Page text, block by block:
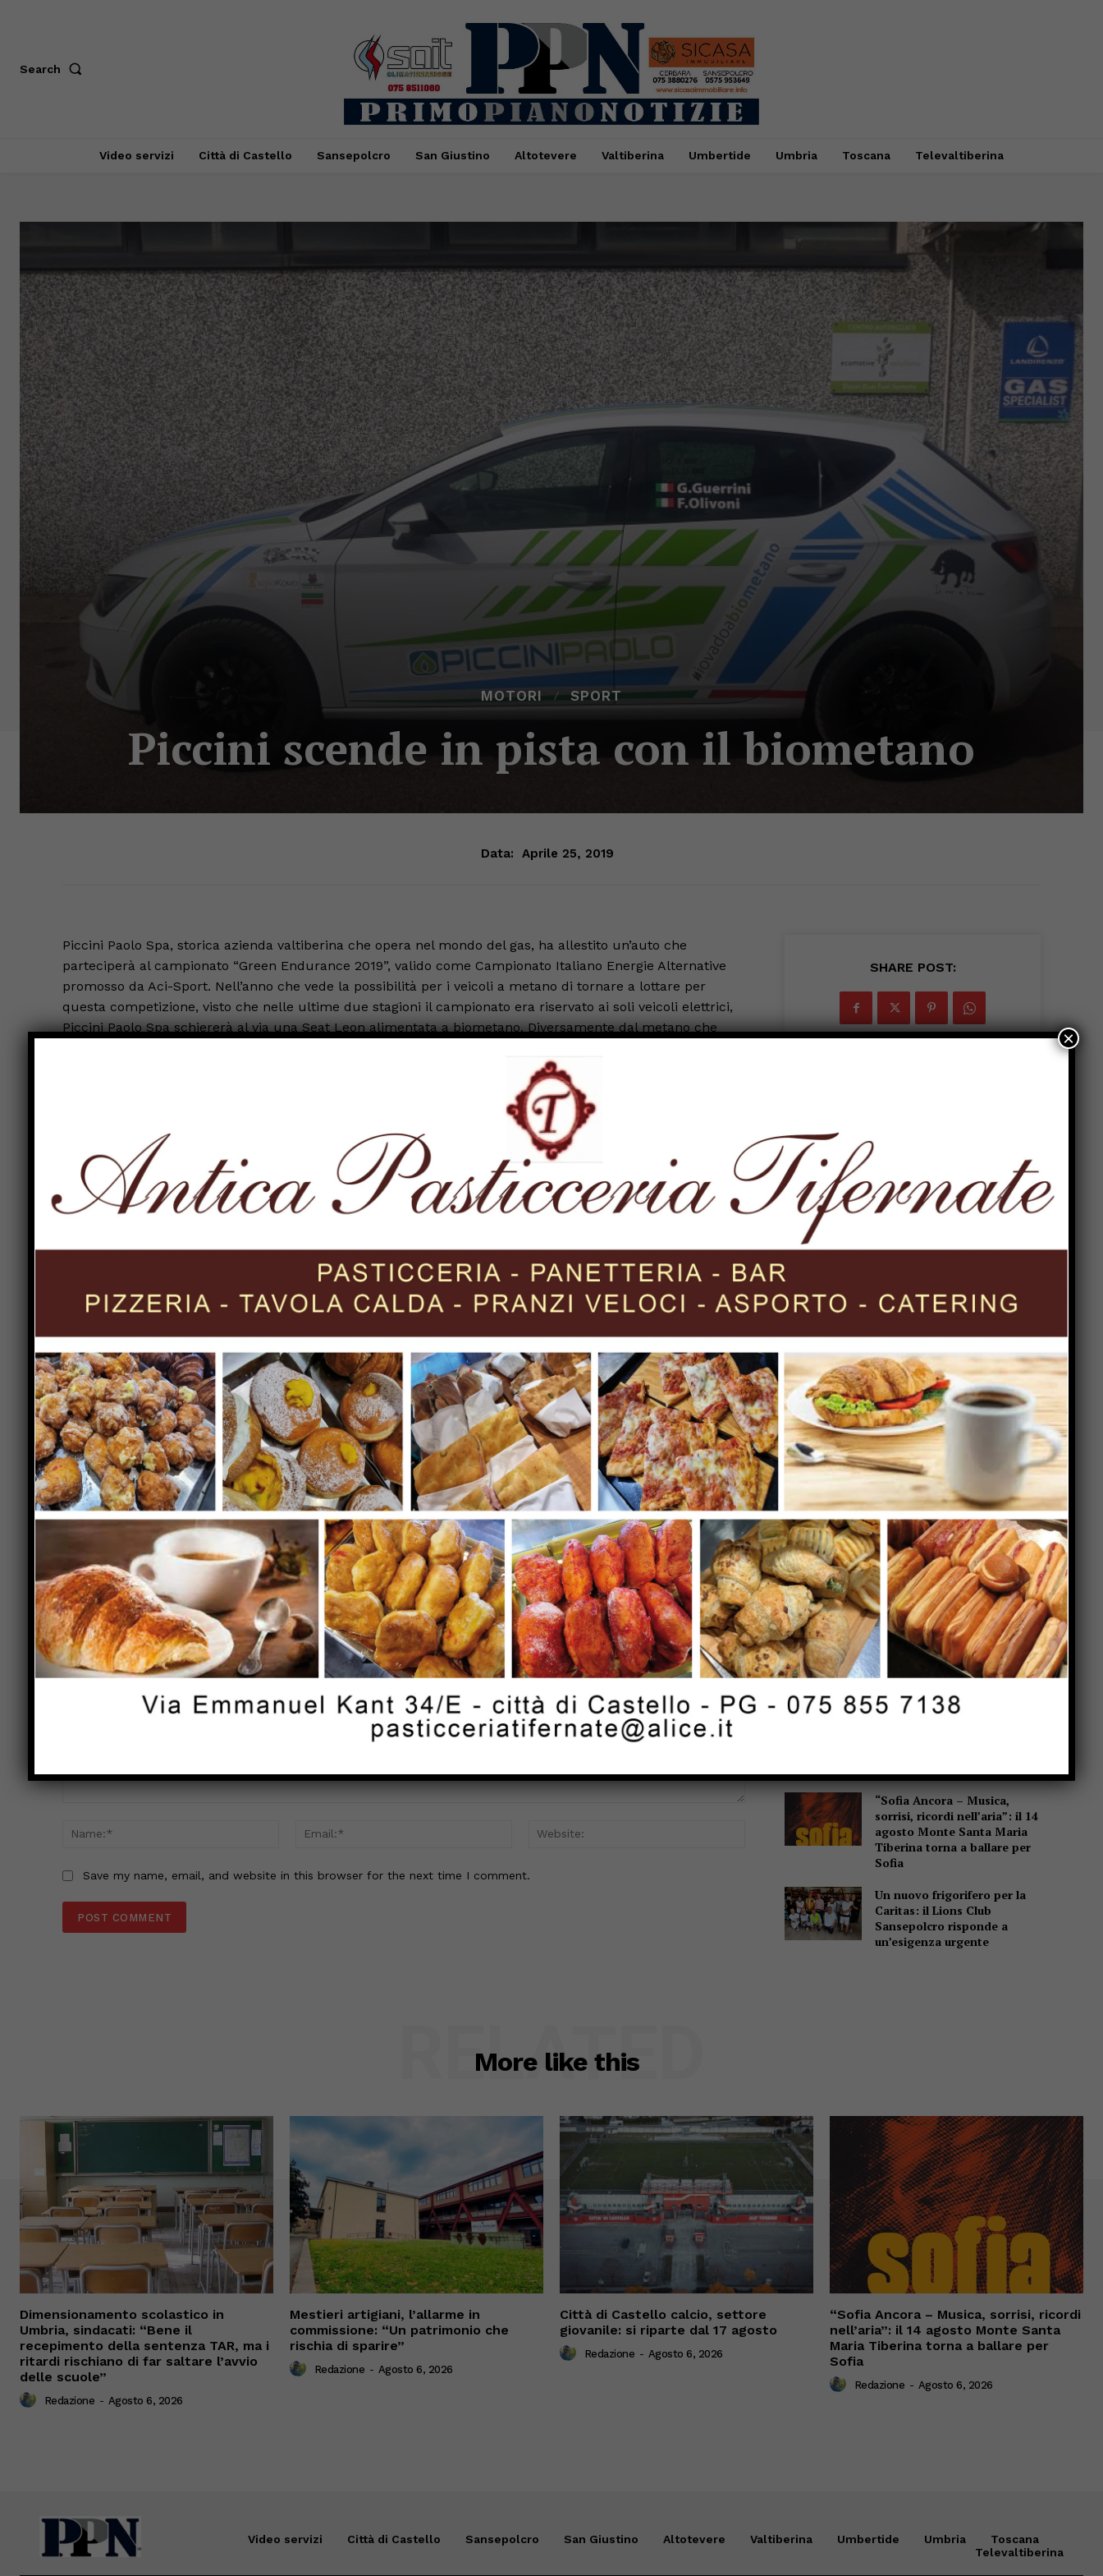
Search
Video servizi Città di Castello Sansepolcro San Giustino Altotevere Valtiberina Umbertide Umbria Toscana Televaltiberina
MOTORI SPORT
Piccini scende in pista con il biometano
Data: Aprile 25, 2019
Piccini Paolo Spa, storica azienda valtiberina che opera nel mondo del gas, ha allestito un’auto che
parteciperà al campionato “Green Endurance 2019”, valido come Campionato Italiano Energie Alternative
promosso da Aci-Sport. Nell’anno che vede la possibilità per i veicoli a metano di tornare a lottare per
questa competizione, visto che nelle ultime due stagioni il campionato era riservato ai soli veicoli elettrici,
Piccini Paolo Spa schiererà al via una Seat Leon alimentata a biometano. Diversamente dal metano che
dello smaltimento di rifiuti e di conseguenza è una energia doppiamente pulita: sia perché inquina meno
di altri carburanti, sia perché prodotta a chilometro zero, o quasi. Determinante per la riuscita
dell’operazione è stata la partnership con Scuderia Etruria che, grazie a questo progetto, esordisce
ufficialmente nella disciplina.
A chilometro zero anche l’equipaggio che Piccini Paolo Spa e Scuderia Etruria hanno iscritto alla prima
gara, l’Ecogreen Rally di Como, che si svolgerà nel prossimo fine settimana sulle rive di uno dei laghi più
belli d’Europa. Torna alla guida il biturgense Guido Guerrini, che in questo campionato è salito otto volte
sul podio, vincendo due titoli italiani. A fianco di Guerrini la pievana Francesca Olivoni, anch’essa più volte in
“La nostra azienda ha convintamente investito in questa esperienza”, racconta Marco Piccini: “oltre che
promuovere la partecipazione di una nostra auto, ci occuperemo dei rifornimenti di biometano nei luoghi
dove si svolgeranno le gare. Tutto questo grazie alle sinergie messe in atto con l’importante realtà di Sesa,
azienda di Este produttrice di biometano, e con la collaborazione di Snam4mobility che assieme a noi ha
fornito il know-how necessario allo sviluppo del rifornimento mobile”.
“Non è la prima volta che Scuderia Etruria si tuffa nel mondo delle energie alternative, a cominciare dalle
numerose tappe aretine dell’Ecorally di San Marino”, dice Paolo Volpi, anima della scuderia aretina,
importantissima realtà sportiva della Toscana. “Per la prima volta partecipiamo direttamente ad una
competizione di questa rilevante categoria Aci-Sport”, aggiunge Volpi, “con la speranza di poter presto
riportare una gara delle energie alternative nel nostro territorio”.
Previous article
Il 26 aprile presso la sala de “gli
ammassi” la presentazione del catalogo
della mostra personale del maestro
Gianfranco Giorni
Next article
Città di Castello alle finali regionali,
con i ragazzi della under 14
LEAVE A REPLY
Name:*
Email:* Website:
Save my name, email, and website in this browser for the next time I comment.
SHARE POST:
Popular
Dimensionamento scolastico
in Umbria, sindacati: “Bene il
recepimento della sentenza
TAR, ma i ritardi rischiano di
far saltare l’avvio delle
scuole”
Mestieri artigiani, l’allarme in
commissione: “Un patrimonio
che rischia di sparire”
“Sofia Ancora – Musica,
sorrisi, ricordi nell’aria”: il 14
agosto Monte Santa Maria
Tiberina torna a ballare per
Sofia
Un nuovo frigorifero per la
Caritas: il Lions Club
Sansepolcro risponde a
un’esigenza urgente
More like this
RELATED
Dimensionamento scolastico in
Umbria, sindacati: “Bene il
recepimento della sentenza TAR, ma i
ritardi rischiano di far saltare l’avvio
delle scuole”
Redazione - Agosto 6, 2026
Mestieri artigiani, l’allarme in
commissione: “Un patrimonio che
rischia di sparire”
Redazione - Agosto 6, 2026
Città di Castello calcio, settore
giovanile: si riparte dal 17 agosto
Redazione - Agosto 6, 2026
“Sofia Ancora – Musica, sorrisi, ricordi
nell’aria”: il 14 agosto Monte Santa
Maria Tiberina torna a ballare per
Sofia
Redazione - Agosto 6, 2026
Video servizi Città di Castello Sansepolcro San Giustino Altotevere Valtiberina Umbertide Umbria
Toscana
Televaltiberina
×